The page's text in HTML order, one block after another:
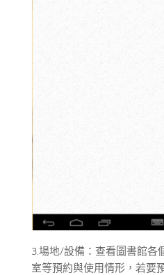
3.場地/設備：查看圖書館各
室等預約與使用情形，若要